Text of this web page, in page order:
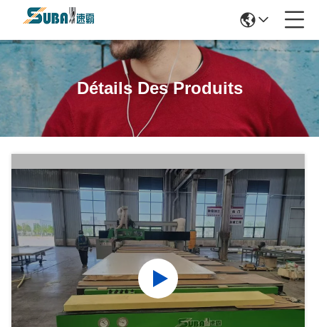
Détails Des Produits